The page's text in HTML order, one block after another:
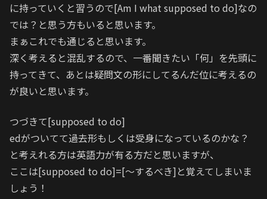
に持っていくと習うので[Am I what supposed to do]なの
では？と思う方もいると思います。
まぁこれでも通じると思います。
深く考えると混乱するので、一番聞きたい「何」を先頭に
持ってきて、あとは疑問文の形にしてるんだ位に考えるの
が良いと思います。
つづきて[supposed to do]
edがついてて過去形もしくは受身になっているのかな？
と考えれる方は英語力が有る方だと思いますが、
ここは[supposed to do]=[〜するべき]と覚えてしまいま
しょう！